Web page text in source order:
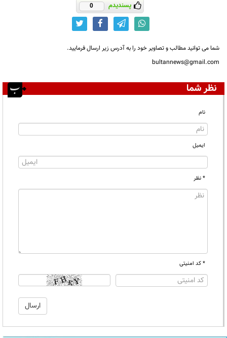
پسندیدم 0
شما می توانید مطالب و تصاویر خود را به آدرس زیر ارسال فرمایید.
bultannews@gmail.com
نظر شما
نام
ایمیل
* نظر
* کد امنیتی